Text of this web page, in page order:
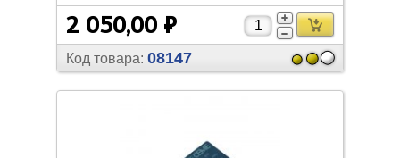
2 050,00 ₽
Код товара: 08147